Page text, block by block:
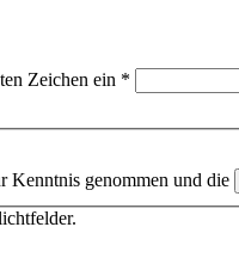
Zeichen ein *
Kenntnis genommen und die